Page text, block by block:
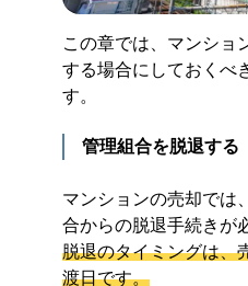
この章では、マンショ
する場合にしておくべ
す。
管理組合を脱退する
マンションの売却では
合からの脱退手続きが
脱退のタイミングは、
渡日です。